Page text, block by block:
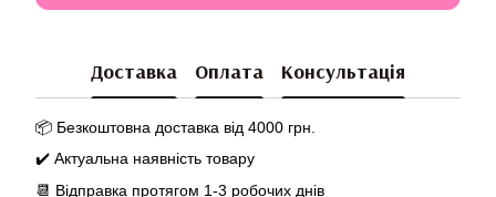
Доставка Оплата Консультація
📦 Безкоштовна доставка від 4000 грн.
✔️ Актуальна наявність товару
📆 Відправка протягом 1-3 робочих днів